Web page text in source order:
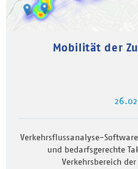
Mobilität der
Verkehrsflussanalyse-
und bedarfsgerechte
Verkehrsbereich